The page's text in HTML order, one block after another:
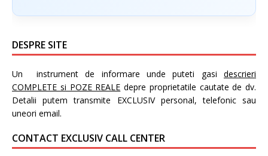
DESPRE SITE
Un instrument de informare unde puteti gasi descrieri
COMPLETE si POZE REALE depre proprietatile cautate de dv.
Detalii putem transmite EXCLUSIV personal, telefonic sau
uneori email.
CONTACT EXCLUSIV CALL CENTER